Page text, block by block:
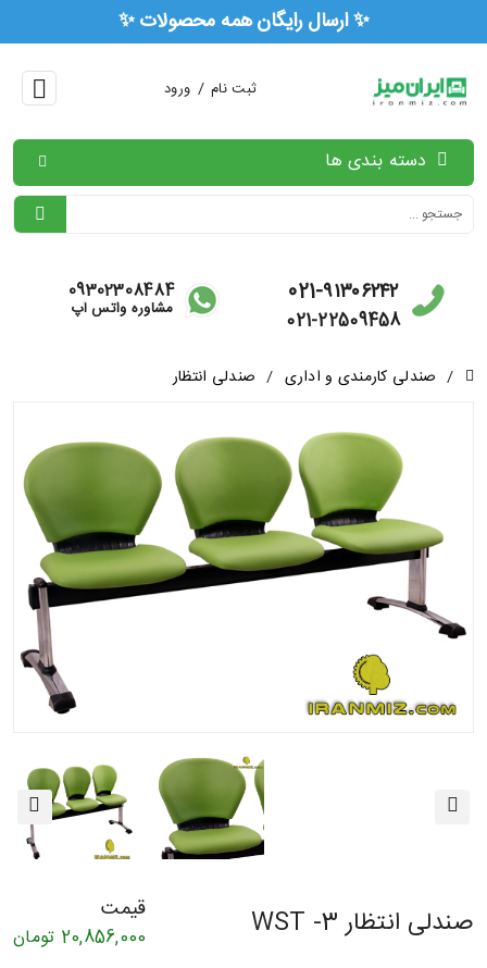
ثبت نام / ورود
دسته بندی ها
021-۹۱۳۰۶۲۴۲
021-22509458
09302308484
مشاوره واتس آپ
/ صندلی کارمندی و اداری / صندلی انتظار
صندلی انتظار WST -3 قیمت
20,856,000 تومان